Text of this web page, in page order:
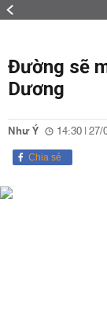
Đường sẽ
Dương
Như Ý 14:30 | 27/
Chia sẻ